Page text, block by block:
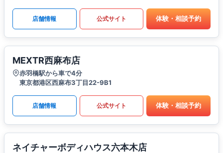
店舗情報 公式サイト 体験・相談予約
MEXTR西麻布店
赤羽橋駅から車で4分
東京都港区西麻布3丁目22-9B1
店舗情報 公式サイト 体験・相談予約
ネイチャーボディハウス六本木店